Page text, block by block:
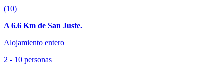
(10)
A 6.6 Km de San Juste.
Alojamiento entero
2 - 10 personas